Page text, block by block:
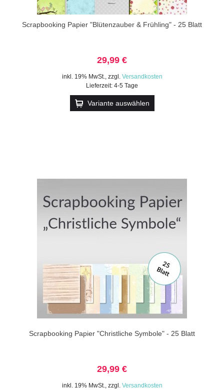
Scrapbooking Papier "Blütenzauber & Frühling" - 25 Blatt
29,99 €
inkl. 19% MwSt., zzgl. Versandkosten
Lieferzeit: 4-5 Tage
Variante auswählen
Scrapbooking Papier "Christliche Symbole" - 25 Blatt
29,99 €
inkl. 19% MwSt., zzgl. Versandkosten